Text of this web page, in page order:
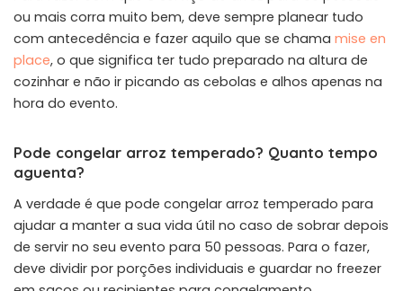
ou mais corra muito bem, deve sempre planear tudo
com antecedência e fazer aquilo que se chama mise en
place, o que significa ter tudo preparado na altura de
cozinhar e não ir picando as cebolas e alhos apenas na
hora do evento.
Pode congelar arroz temperado? Quanto tempo
aguenta?
A verdade é que pode congelar arroz temperado para
ajudar a manter a sua vida útil no caso de sobrar depois
de servir no seu evento para 50 pessoas. Para o fazer,
deve dividir por porções individuais e guardar no freezer